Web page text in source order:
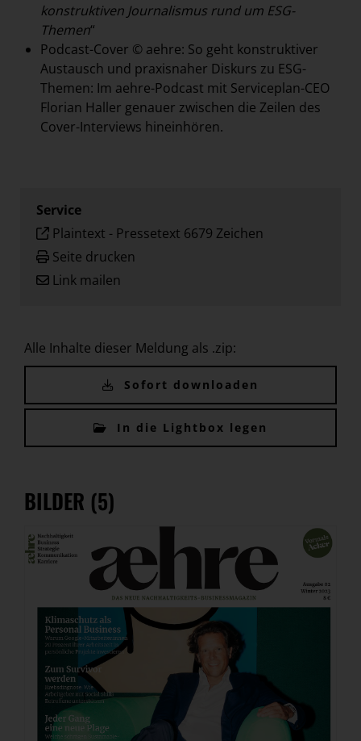
konstruktiven Journalismus rund um ESG-
Themen“
Podcast-Cover © aehre: So geht konstruktiver
Austausch und praxisnaher Diskurs zu ESG-
Themen: Im aehre-Podcast mit Serviceplan-CEO
Florian Haller genauer zwischen die Zeilen des
Cover-Interviews hineinhören.
Service
Plaintext - Pressetext 6679 Zeichen
Seite drucken
Link mailen
Alle Inhalte dieser Meldung als .zip:
Sofort downloaden
In die Lightbox legen
BILDER (5)